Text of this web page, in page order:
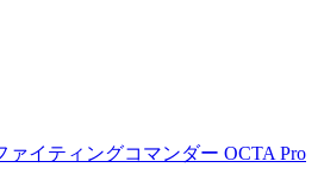
ァイティングコマンダー OCTA Pro